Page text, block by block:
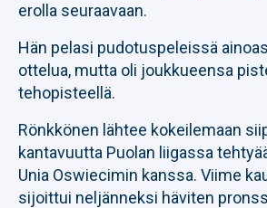
erolla seuraavaan.
Hän pelasi pudotuspeleissä
ottelua, mutta oli joukkueensa
tehopisteellä.
Rönkkönen lähtee kokeilemaan
kantavuutta Puolan liigassa
Unia Oswiecimin kanssa. Viime
sijoittui neljänneksi häviten